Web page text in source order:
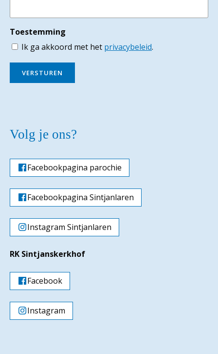
Toestemming
Ik ga akkoord met het privacybeleid.
VERSTUREN
Volg je ons?
Facebookpagina parochie
Facebookpagina Sintjanlaren
Instagram Sintjanlaren
RK Sintjanskerkhof
Facebook
Instagram